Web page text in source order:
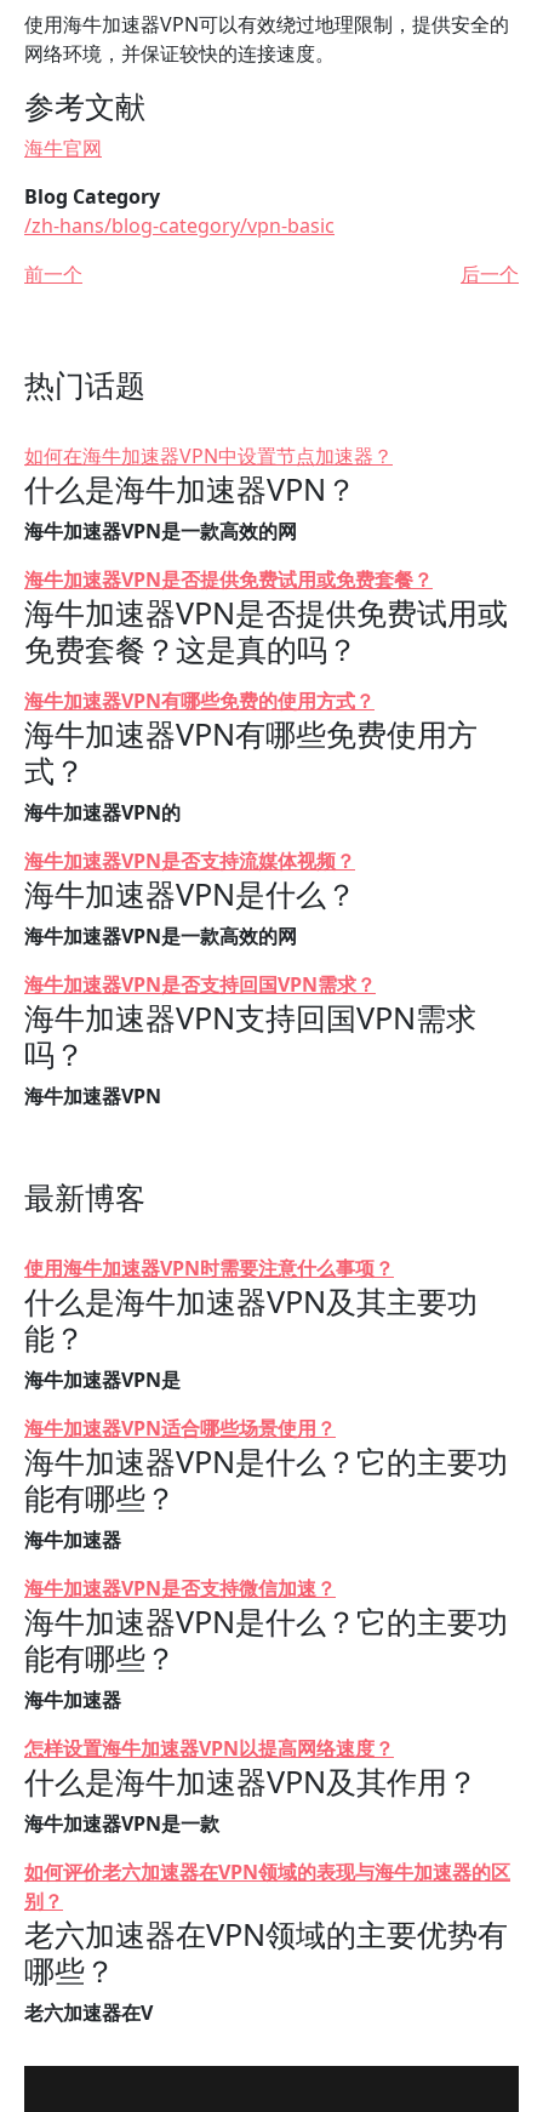
使用海牛加速器VPN可以有效绕过地理限制，提供安全的
网络环境，并保证较快的连接速度。
参考文献
海牛官网
Blog Category
/zh-hans/blog-category/vpn-basic
前一个
后一个
热门话题
如何在海牛加速器VPN中设置节点加速器？
什么是海牛加速器VPN？
海牛加速器VPN是一款高效的网
海牛加速器VPN是否提供免费试用或免费套餐？
海牛加速器VPN是否提供免费试用或
免费套餐？这是真的吗？
海牛加速器VPN有哪些免费的使用方式？
海牛加速器VPN有哪些免费使用方
式？
海牛加速器VPN的
海牛加速器VPN是否支持流媒体视频？
海牛加速器VPN是什么？
海牛加速器VPN是一款高效的网
海牛加速器VPN是否支持回国VPN需求？
海牛加速器VPN支持回国VPN需求
吗？
海牛加速器VPN
最新博客
使用海牛加速器VPN时需要注意什么事项？
什么是海牛加速器VPN及其主要功
能？
海牛加速器VPN是
海牛加速器VPN适合哪些场景使用？
海牛加速器VPN是什么？它的主要功
能有哪些？
海牛加速器
海牛加速器VPN是否支持微信加速？
海牛加速器VPN是什么？它的主要功
能有哪些？
海牛加速器
怎样设置海牛加速器VPN以提高网络速度？
什么是海牛加速器VPN及其作用？
海牛加速器VPN是一款
如何评价老六加速器在VPN领域的表现与海牛加速器的区
别？
老六加速器在VPN领域的主要优势有
哪些？
老六加速器在V